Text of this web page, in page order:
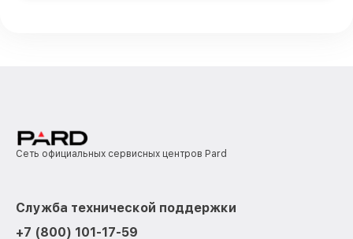
Сеть официальных сервисных центров Pard
Служба технической поддержки
+7 (800) 101-17-59